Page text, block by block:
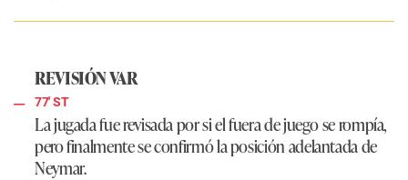
REVISIÓN VAR
77' ST
La jugada fue revisada por si el fuera de juego se rompía,
pero finalmente se confirmó la posición adelantada de
Neymar.